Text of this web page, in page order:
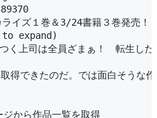
イズ１巻＆3/24書籍３巻発売！
expand)
く上司は全員ざまぁ！　転生し
得できたのだ。では面白そうな
から作品一覧を取得